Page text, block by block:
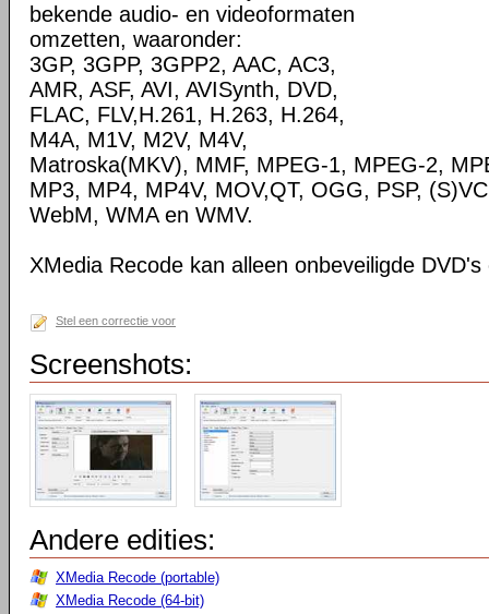
bekende audio- en videoformaten
omzetten, waaronder:
3GP, 3GPP, 3GPP2, AAC, AC3,
AMR, ASF, AVI, AVISynth, DVD,
FLAC, FLV,H.261, H.263, H.264,
M4A, M1V, M2V, M4V,
Matroska(MKV), MMF, MPEG-1, MPEG-2,
MP3, MP4, MP4V, MOV,QT, OGG, PSP,
WebM, WMA en WMV.
XMedia Recode kan alleen onbeveiligde
Stel een correctie voor
Screenshots:
Andere edities:
XMedia Recode (portable)
XMedia Recode (64-bit)